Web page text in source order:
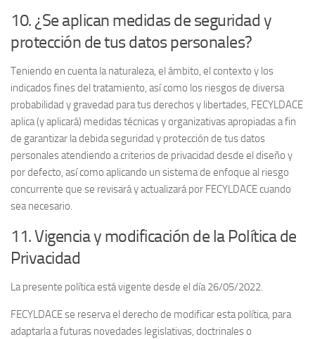
10. ¿Se aplican medidas de seguridad y
protección de tus datos personales?
Teniendo en cuenta la naturaleza, el ámbito, el contexto y los
indicados fines del tratamiento, así como los riesgos de diversa
probabilidad y gravedad para tus derechos y libertades, FECYLDACE
aplica (y aplicará) medidas técnicas y organizativas apropiadas a fin
de garantizar la debida seguridad y protección de tus datos
personales atendiendo a criterios de privacidad desde el diseño y
por defecto, así como aplicando un sistema de enfoque al riesgo
concurrente que se revisará y actualizará por FECYLDACE cuando
sea necesario.
11. Vigencia y modificación de la Política de
Privacidad
La presente política está vigente desde el día 26/05/2022.
FECYLDACE se reserva el derecho de modificar esta política, para
adaptarla a futuras novedades legislativas, doctrinales o